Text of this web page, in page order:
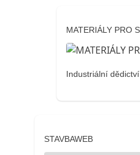
MATERIÁLY PRO
Industriální
STAVBAWEB